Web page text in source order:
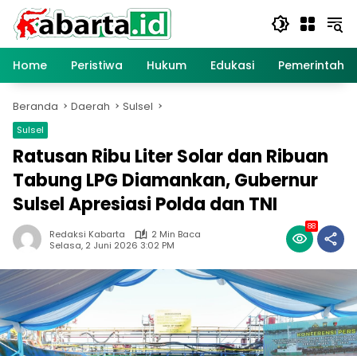
Langsung
konten
Home
Peristiwa Hukum Edukasi
Beranda Daerah Sulsel
Sulsel
Ratusan Ribu Liter Solar dan Ribuan
Tabung LPG Diamankan, Gubernur
Sulsel Apresiasi Polda dan TNI
Redaksi Kabarta
2 Min Baca
Selasa, 2 Juni 2026 3:02 PM
88